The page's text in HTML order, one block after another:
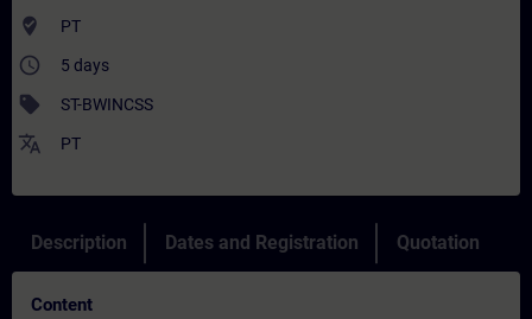
where_to_vote PT
access_time 5 days
sell ST-BWINCSS
translate PT
Description Dates and Registration Quotation
Content